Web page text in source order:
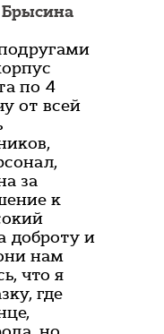
Брысина
по 4
от всей
за
к
доброту и
нам
что я
где